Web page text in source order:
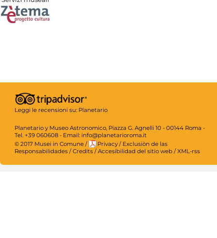
Leggi le recensioni su: Planetario
Planetario y Museo Astronomico, Piazza G. Agnelli 10 - 00144 Roma -
Tel. +39 060608 - Email: info@planetarioroma.it
© 2017 Musei in Comune / Privacy / Exclusiòn de las
Responsabilidades / Credits / Accesibilidad del sitio web / XML-rss